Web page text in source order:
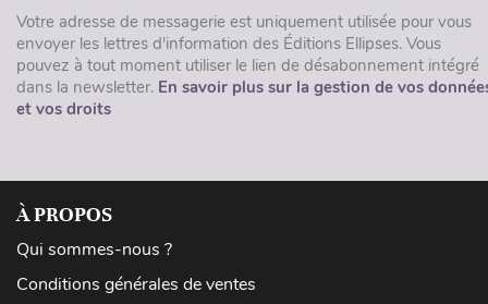
Votre adresse de messagerie est uniquement utilisée pour vous
envoyer les lettres d'information des Éditions Ellipses. Vous
pouvez à tout moment utiliser le lien de désabonnement intégré
dans la newsletter. En savoir plus sur la gestion de vos
et vos droits
À PROPOS
Qui sommes-nous ?
Conditions générales de ventes